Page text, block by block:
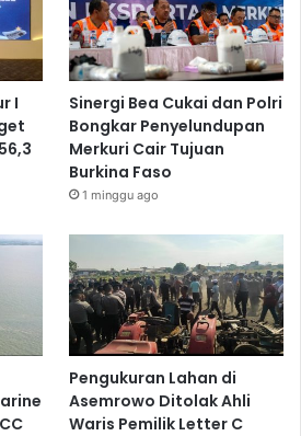
I
Sinergi Bea Cukai dan Polri
Bongkar Penyelundupan
Merkuri Cair Tujuan
Burkina Faso
1 minggu ago
Pengukuran Lahan di
Asemrowo Ditolak Ahli
Waris Pemilik Letter C